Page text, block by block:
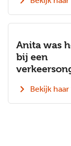
Anita was
bij een
Bekijk